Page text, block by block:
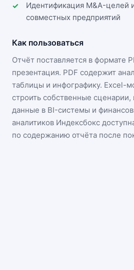
Идентификация M&A-целей
совместных предприятий
Как пользоваться
Отчёт поставляется в формате
презентация. PDF содержит
таблицы и инфографику. Excel-
строить собственные сценарии,
данные в BI-системы и
аналитиков Индексбокс
по содержанию отчёта после